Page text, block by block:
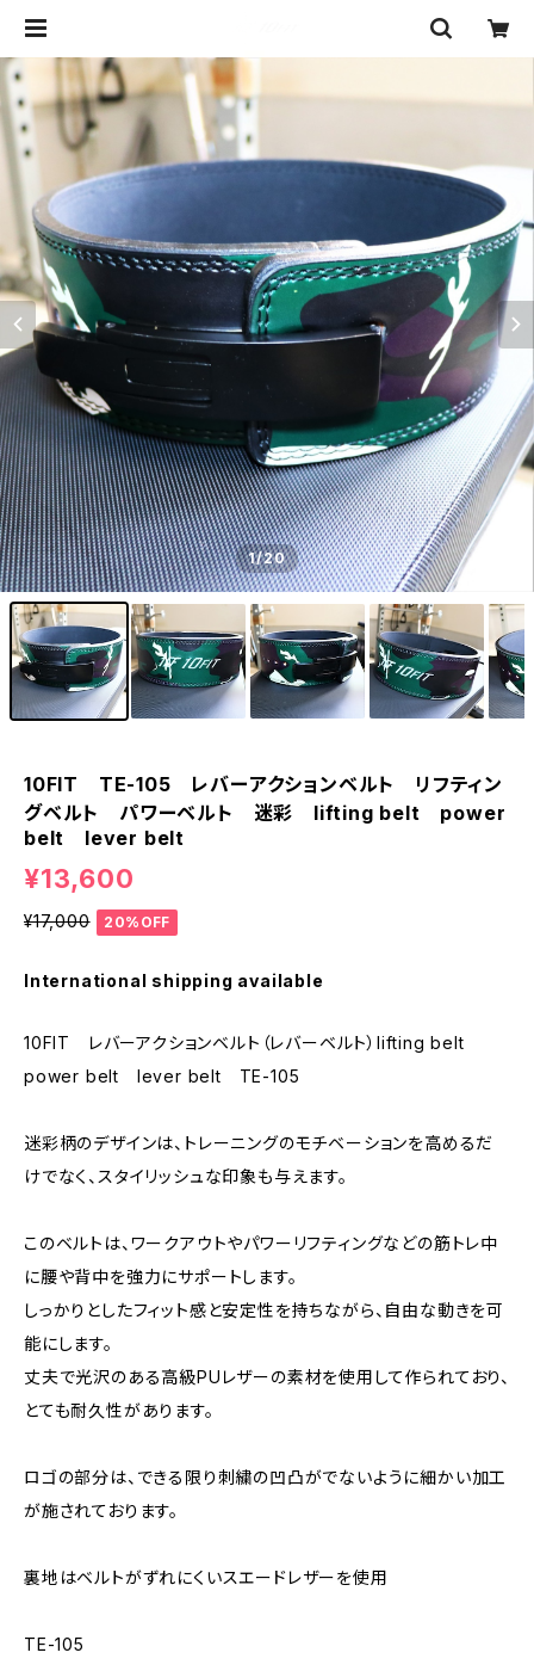
1/20
10FIT TE-105 レバーアクションベルト リフティン
グベルト パワーベルト 迷彩 lifting belt power
belt lever belt
¥13,600
¥17,000 20%OFF
International shipping available
10FIT レバーアクションベルト（レバーベルト）lifting belt
power belt lever belt TE-105
迷彩柄のデザインは、トレーニングのモチベーションを高めるだ
けでなく、スタイリッシュな印象も与えます。
このベルトは、ワークアウトやパワーリフティングなどの筋トレ中
に腰や背中を強力にサポートします。
しっかりとしたフィット感と安定性を持ちながら、自由な動きを可
能にします。
丈夫で光沢のある高級PUレザーの素材を使用して作られており、
とても耐久性があります。
ロゴの部分は、できる限り刺繍の凹凸がでないように細かい加工
が施されております。
裏地はベルトがずれにくいスエードレザーを使用
TE-105